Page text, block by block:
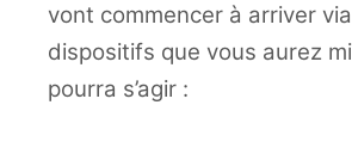
vont commencer à arriver
dispositifs que vous aurez
pourra s’agir :